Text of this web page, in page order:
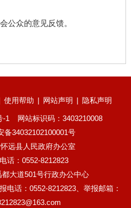
公众的意见反馈。
使用帮助 | 网站声明 | 隐私声明
-1
网站标识码：3403210008
备34032102100001号
远县人民政府办公室
话：0552-8212823
大道501号行政办公中心
电话：0552-8212823、举报邮箱：